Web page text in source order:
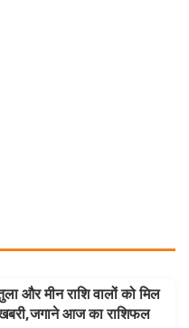
और मीन राशि वालों को मिल
आज का राशिफल